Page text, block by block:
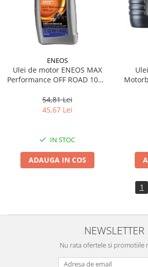
ENEOS
Ulei de motor ENEOS MAX
Performance OFF ROAD 10W-
54,81 Lei
45,67 Lei
IN STOC
ADAUGA IN COS
1
NEWSLETTER
Nu rata ofertele si promotiile